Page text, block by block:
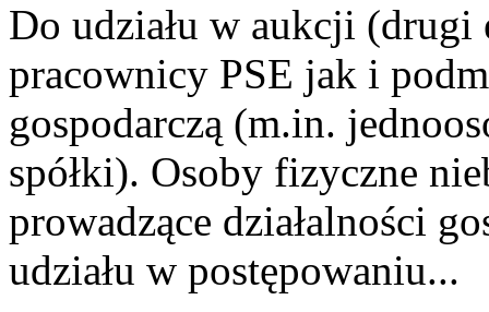
Do udziału w aukcji (drugi
pracownicy PSE jak i
gospodarczą (m.in.
spółki). Osoby fizyczne
prowadzące działalności
udziału w postępowaniu...